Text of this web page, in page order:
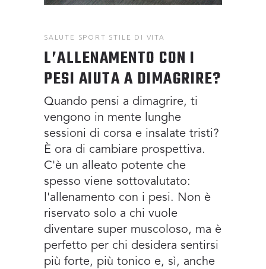
SALUTE SPORT STILE DI VITA
L’ALLENAMENTO CON I
PESI AIUTA A DIMAGRIRE?
Quando pensi a dimagrire, ti
vengono in mente lunghe
sessioni di corsa e insalate tristi?
È ora di cambiare prospettiva.
C'è un alleato potente che
spesso viene sottovalutato:
l'allenamento con i pesi. Non è
riservato solo a chi vuole
diventare super muscoloso, ma è
perfetto per chi desidera sentirsi
più forte, più tonico e, sì, anche